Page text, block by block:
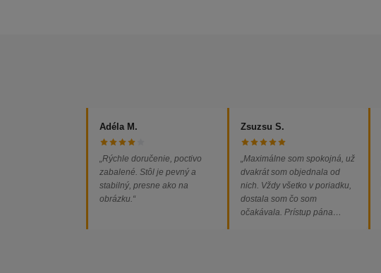
Adéla M.
„Rýchle doručenie, poctivo
zabalené. Stôl je pevný a
stabilný, presne ako na
obrázku.“
Zsuzsu S.
„Maximálne som spokojná, už
dvakrát som objednala od
nich. Vždy všetko v poriadku,
dostala som čo som
očakávala. Prístup pána